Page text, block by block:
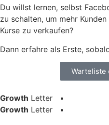
Du willst lernen, selbst
zu schalten, um mehr
Kurse zu verkaufen?
Dann erfahre als Erste,
Warteliste
Growth Letter •
Growth Letter •